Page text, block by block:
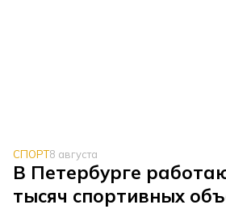
СПОРТ8 августа
В Петербурге
тысяч спортивных